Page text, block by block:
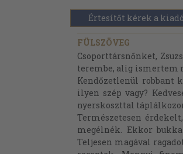
Értesítőt kérek a
FÜLSZÖVEG
Csoporttársnőnket,
terembe, alig ismertem
Kendőzetlenül robbant
ilyen szép vagy?
nyerskoszttal
Természetesen
megélnék. Ekkor
Teljesen magával